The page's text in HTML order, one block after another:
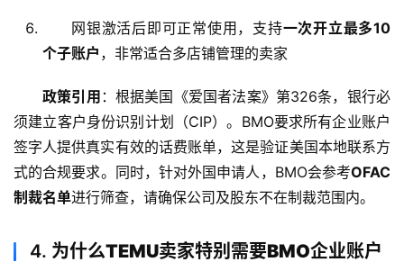
网银激活后即可正常使用，支持一次开立最多10
个子账户 ，非常适合多店铺管理的卖家
政策引用 ：根据美国《爱国者法案》第326条，银行必
须建立客户身份识别计划（CIP）。BMO要求所有企业账户
签字人提供真实有效的话费账单，这是验证美国本地联系方
式的合规要求。同时，针对外国申请人，BMO会参考OFAC
制裁名单进行筛查，请确保公司及股东不在制裁范围内。
4. 为什么TEMU卖家特别需要BMO企业账户